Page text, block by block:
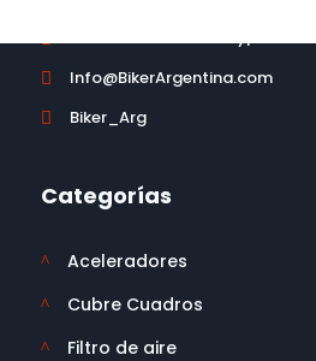
 Info@BikerArgentina.com
 Biker_Arg
Categorías
^ Aceleradores
^ Cubre Cuadros
^ Filtro de aire